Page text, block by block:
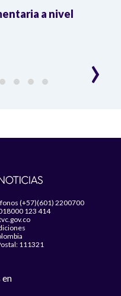
a nivel
›
(+57)(601) 2200700
123 414
111321
en